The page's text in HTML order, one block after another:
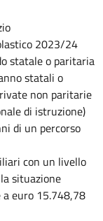
2023/24
statale o paritaria
statali o
non paritarie
di istruzione)
di un percorso
con un livello
situazione
euro 15.748,78